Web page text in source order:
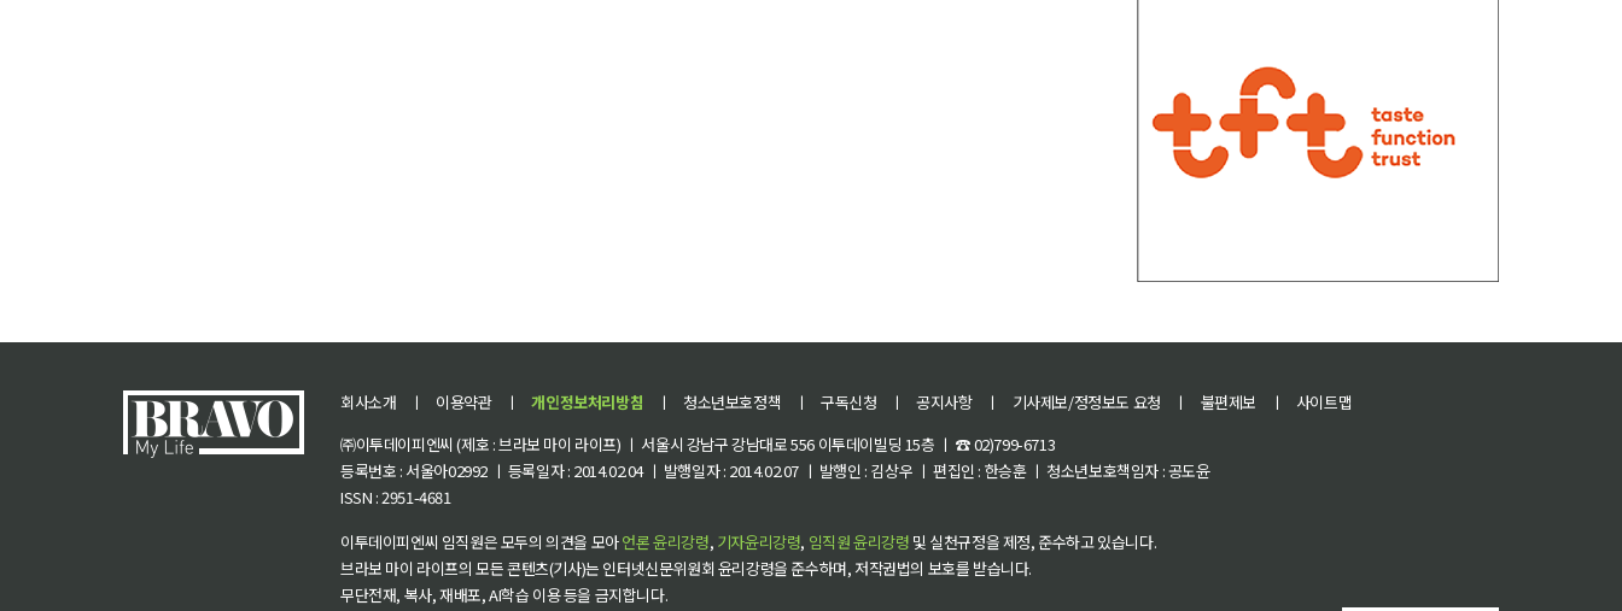
회사소개 ㅣ 이용약관 ㅣ 개인정보처리방침 ㅣ 청소년보호정책 ㅣ 구독신청 ㅣ 공지사항 ㅣ 기사제보/정정보도 요청 ㅣ 불편제보 ㅣ
사이트맵
㈜이투데이피엔씨 (제호 : 브라보 마이 라이프) ㅣ 서울시 강남구 강남대로 556 이투데이빌딩 15층 ㅣ ☎ 02)799-6713
등록번호 : 서울아02992 ㅣ 등록일자 : 2014.02.04 ㅣ 발행일자 : 2014.02.07 ㅣ 발행인 : 김상우 ㅣ 편집인 : 한승훈 ㅣ 청소년보호책임자 : 공도윤
ISSN : 2951-4681
이투데이피엔씨 임직원은 모두의 의견을 모아언론 윤리강령, 기자윤리강령, 임직원 윤리강령 및 실천규정을 제정, 준수하고 있습니다.
브라보 마이 라이프의 모든 콘텐츠(기사)는 인터넷신문위원회 윤리강령을 준수하며, 저작권법의 보호를 받습니다.
무단전재, 복사, 재배포, AI학습 이용 등을 금지합니다.